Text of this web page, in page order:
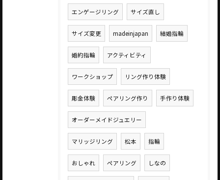
エンゲージリング サイズ直し
サイズ変更 madeinjapan 結婚指輪
婚約指輪 アクティビティ
ワークショップ リング作り体験
彫金体験 ペアリング作り 手作り体験
オーダーメイドジュエリー
マリッジリング 松本 指輪
おしゃれ ペアリング しなの